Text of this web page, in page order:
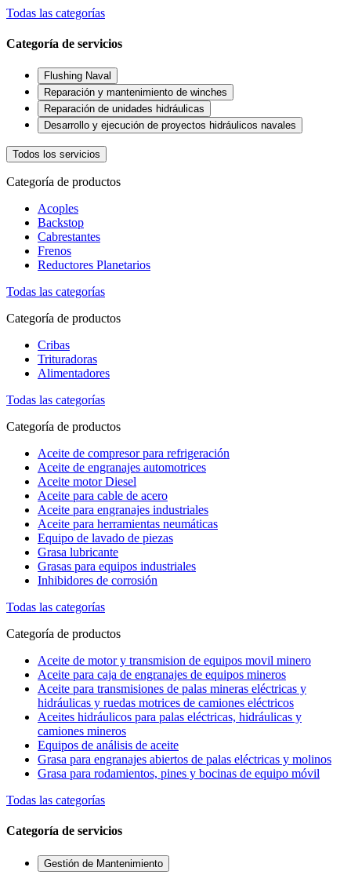
Todas las categorías
Categoría de servicios
Flushing Naval
Reparación y mantenimiento de winches
Reparación de unidades hidráulicas
Desarrollo y ejecución de proyectos hidráulicos navales
Todos los servicios
Categoría de productos
Acoples
Backstop
Cabrestantes
Frenos
Reductores Planetarios
Todas las categorías
Categoría de productos
Cribas
Trituradoras
Alimentadores
Todas las categorías
Categoría de productos
Aceite de compresor para refrigeración
Aceite de engranajes automotrices
Aceite motor Diesel
Aceite para cable de acero
Aceite para engranajes industriales
Aceite para herramientas neumáticas
Equipo de lavado de piezas
Grasa lubricante
Grasas para equipos industriales
Inhibidores de corrosión
Todas las categorías
Categoría de productos
Aceite de motor y transmision de equipos movil minero
Aceite para caja de engranajes de equipos mineros
Aceite para transmisiones de palas mineras eléctricas y
hidráulicas y ruedas motrices de camiones eléctricos
Aceites hidráulicos para palas eléctricas, hidráulicas y
camiones mineros
Equipos de análisis de aceite
Grasa para engranajes abiertos de palas eléctricas y molinos
Grasa para rodamientos, pines y bocinas de equipo móvil
Todas las categorías
Categoría de servicios
Gestión de Mantenimiento